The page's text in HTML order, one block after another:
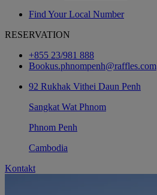
Find Your Local Number
RESERVATION
+855 23/981 888
Bookus.phnompenh@raffles.com
92 Rukhak Vithei Daun Penh
Sangkat Wat Phnom
Phnom Penh
Cambodia
Kontakt